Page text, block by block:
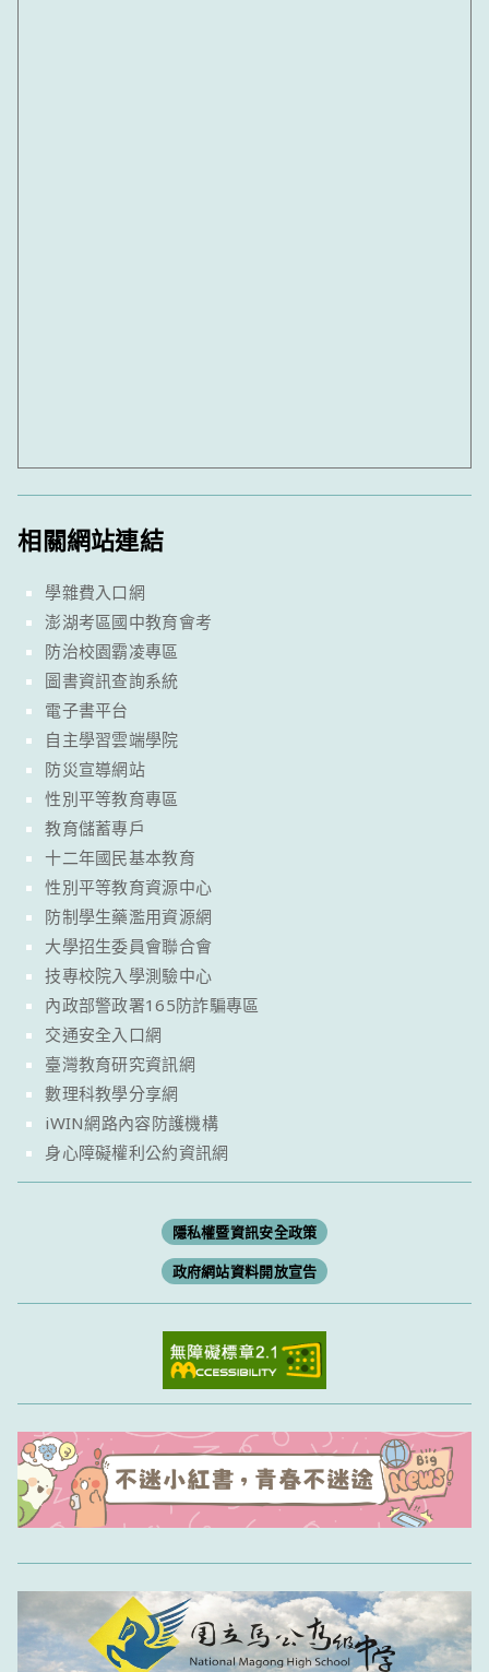
相關網站連結
學雜費入口網
澎湖考區國中教育會考
防治校園霸凌專區
圖書資訊查詢系統
電子書平台
自主學習雲端學院
防災宣導網站
性別平等教育專區
教育儲蓄專戶
十二年國民基本教育
性別平等教育資源中心
防制學生藥濫用資源網
大學招生委員會聯合會
技專校院入學測驗中心
內政部警政署165防詐騙專區
交通安全入口網
臺灣教育研究資訊網
數理科教學分享網
iWIN網路內容防護機構
身心障礙權利公約資訊網
隱私權暨資訊安全政策
政府網站資料開放宣告